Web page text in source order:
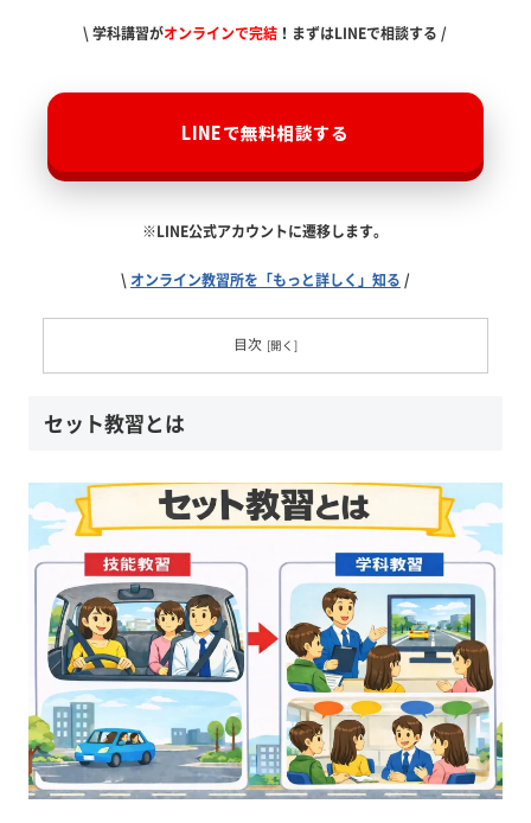
\ 学科講習がオンラインで完結 ！まずはLINEで相談する /
LINEで無料相談する
※LINE公式アカウントに遷移します。
\ オンライン教習所を「もっと詳しく」知る /
目次
セット教習とは